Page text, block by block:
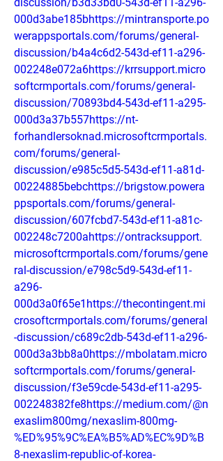
000d3abe185bhttps://mintransporte.po
werappsportals.com/forums/general-
discussion/b4a4c6d2-543d-ef11-a296-
002248e072a6https://krrsupport.micro
softcrmportals.com/forums/general-
discussion/70893bd4-543d-ef11-a295-
000d3a37b557https://nt-
forhandlersoknad.microsoftcrmportals.
com/forums/general-
discussion/e985c5d5-543d-ef11-a81d-
00224885bebchttps://brigstow.powera
ppsportals.com/forums/general-
discussion/607fcbd7-543d-ef11-a81c-
002248c7200ahttps://ontracksupport.
microsoftcrmportals.com/forums/gene
ral-discussion/e798c5d9-543d-ef11-
a296-
000d3a0f65e1https://thecontingent.mi
crosoftcrmportals.com/forums/general
-discussion/c689c2db-543d-ef11-a296-
000d3a3bb8a0https://mbolatam.micro
softcrmportals.com/forums/general-
discussion/f3e59cde-543d-ef11-a295-
002248382fe8https://medium.com/@n
exaslim800mg/nexaslim-800mg-
%ED%95%9C%EA%B5%AD%EC%9D%B
8-nexaslim-republic-of-korea-